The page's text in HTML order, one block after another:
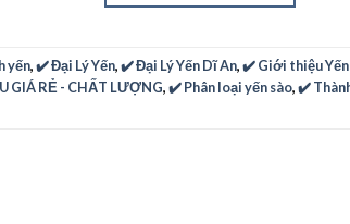
yến,✔️ Đại Lý Yến,✔️ Đại Lý Yến Dĩ An,✔️ Giới thiệu Yến
GIÁ RẺ - CHẤT LƯỢNG,✔️ Phân loại yến sào,✔️